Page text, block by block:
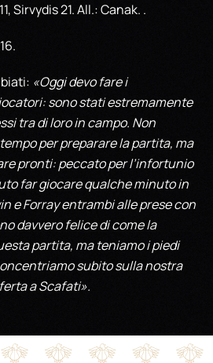
Sirvydis 21. All.: Canak. .
«Oggi devo fare i
sono stati estremamente
tra di loro in campo. Non
per preparare la partita, ma
pronti: peccato per l’infortunio
far giocare qualche minuto in
e Forray entrambi alle prese con
davvero felice di come la
partita, ma teniamo i piedi
subito sulla nostra
a Scafati».